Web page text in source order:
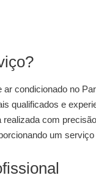
ar condicionado no
qualificados e
com
um